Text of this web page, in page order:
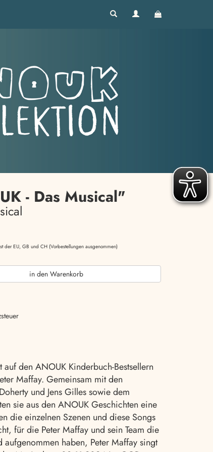
- Das Musical"
der EU, GB und CH (Vorbestellungen ausgenommen)
in den Warenkorb
den ANOUK Kinderbuch-Bestsellern
Maffay. Gemeinsam mit den
und Jens Gilles sowie dem
sie aus den ANOUK Geschichten eine
die einzelnen Szenen und diese Songs
für die Peter Maffay und sein Team die
haben, Peter Maffay singt